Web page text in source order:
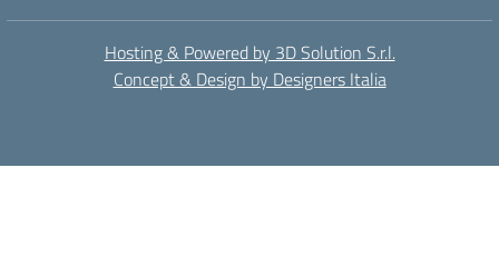
Hosting & Powered by 3D Solution S.r.l.
Concept & Design by Designers Italia